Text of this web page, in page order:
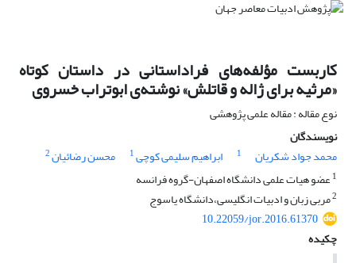
کاربست مؤلفه‌های فراداستانی در داستان کوتاه
«مرثیه برای ژاله و قاتلش» نوشته‌ی ابوتراب خسروی
نوع مقاله : مقاله علمی پژوهشی
نویسندگان
محمد جواد شکریان
1 ابراهیم سلیمی کوچی1 محسن رضائیان2
1عضو هیات علمی دانشگاه اصفهان-گروه فرانسه
2مربی زبان و ادبیات انگلیسی،دانشگاه یاسوج
10.22059/jor.2016.61370
چکیده